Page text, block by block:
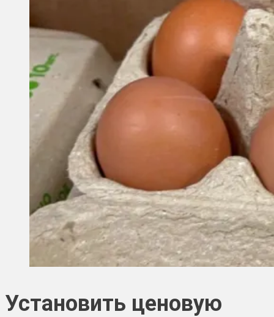
Установить ценовую